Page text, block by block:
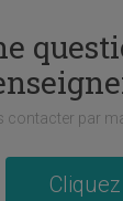
contacter par